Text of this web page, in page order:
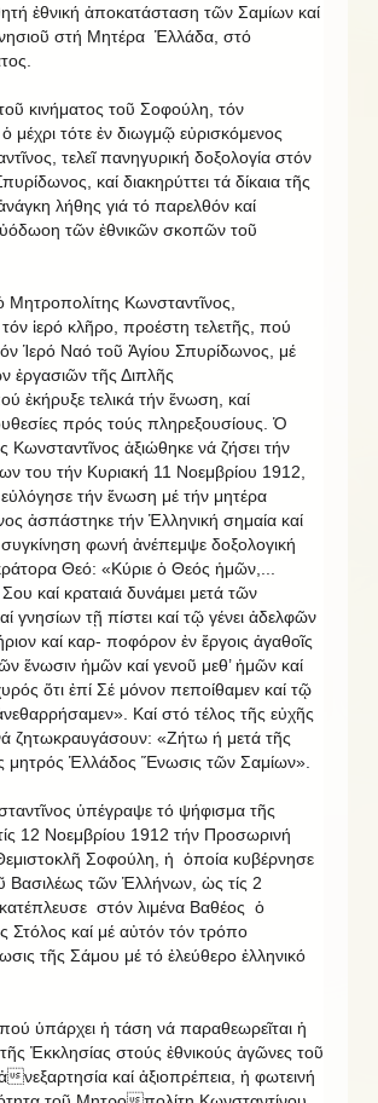
ἐθνική ἀποκατάσταση τῶν Σαμίων καί
στή Μητέρα Ἑλλάδα, στό
κινήματος τοῦ Σοφούλη, τόν
μέχρι τότε ἐν διωγμῷ εὐρισκόμενος
τελεῖ πανηγυρική δοξολογία στόν
καί διακηρύττει τά δίκαια τῆς
λήθης γιά τό παρελθόν καί
τῶν ἐθνικῶν σκοπῶν τοῦ
Μητροπολίτης Κωνσταντῖνος,
ἱερό κλῆρο, προέστη τελετῆς, πού
Ἱερό Ναό τοῦ Ἁγίου Σπυρίδωνος, μέ
ἐργασιῶν τῆς Διπλῆς
ἐκήρυξε τελικά τήν ἕνωση, καί
πρός τούς πληρεξουσίους. Ὁ
Κωνσταντῖνος ἀξιώθηκε νά ζήσει τήν
του τήν Κυριακή 11 Νοεμβρίου 1912,
τήν ἕνωση μέ τήν μητέρα
ἀσπάστηκε τήν Ἑλληνική σημαία καί
φωνή ἀνέπεμψε δοξολογική
Θεό: «Κύριε ὁ Θεός ἡμῶν,...
καί κραταιά δυνάμει μετά τῶν
γνησίων τῇ πίστει καί τῷ γένει ἀδελφῶν
καί καρ- ποφόρον ἐν ἔργοις ἀγαθοῖς
ἕνωσιν ἡμῶν καί γενοῦ μεθ’ ἡμῶν καί
ὅτι ἐπί Σέ μόνον πεποίθαμεν καί τῷ
Καί στό τέλος τῆς εὐχῆς
ζητωκραυγάσουν: «Ζήτω ή μετά τῆς
μητρός Ἑλλάδος Ἕνωσις τῶν Σαμίων».
ὑπέγραψε τό ψήφισμα τῆς
12 Νοεμβρίου 1912 τήν Προσωρινή
Σοφούλη, ἡ ὁποία κυβέρνησε
Βασιλέως τῶν Ἑλλήνων, ὡς τίς 2
στόν λιμένα Βαθέος ὁ
Στόλος καί μέ αὐτόν τόν τρόπο
τῆς Σάμου μέ τό ἐλεύθερο ἑλληνικό
ὑπάρχει ἡ τάση νά παραθεωρεῖται ἡ
Ἐκκλησίας στούς ἐθνικούς ἀγῶνες τοῦ
νεξαρτησία καί ἀξιοπρέπεια, ἡ φωτεινή